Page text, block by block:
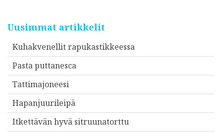
Uusimmat artikkelit
Kuhakvenellit rapukastikkeessa
Pasta puttanesca
Tattimajoneesi
Hapanjuurileipä
Itkettävän hyvä sitruunatorttu